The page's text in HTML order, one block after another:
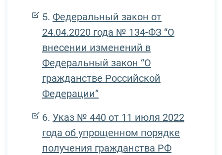
Федеральный закон от
24.04.2020 года № 134-ФЗ “О
внесении изменений в
Федеральный закон “О
гражданстве Российской
Федерации”
Указ № 440 от 11 июля 2022
года об упрощенном порядке
получения гражданства РФ